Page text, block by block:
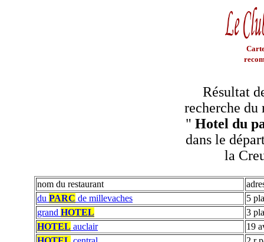
Résultat
recherche du
" Hotel du
dans le
la
nom du restaurant
du PARC de millevaches
5
grand HOTEL
3
HOTEL auclair
19